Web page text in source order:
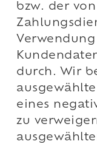
bzw. der
durch. Wir
eines
zu